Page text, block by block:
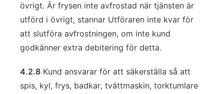
övrigt. Är frysen inte avfrostad när tjänsten är
utförd i övrigt, stannar Utföraren inte kvar för
att slutföra avfrostningen, om inte kund
godkänner extra debitering för detta.
4.2.8 Kund ansvarar för att säkerställa så att
spis, kyl, frys, badkar, tvättmaskin, torktumlare